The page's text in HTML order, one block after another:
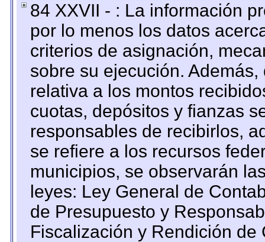
84 XXVII - : La información
por lo menos los datos
criterios de asignación,
sobre su ejecución.
relativa a los montos
cuotas, depósitos y fianzas
responsables de recibirlos,
se refiere a los recursos
municipios, se observarán
leyes: Ley General de
de Presupuesto y
Fiscalización y Rendición